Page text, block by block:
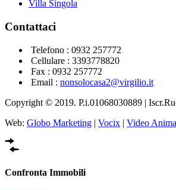
Villa Singola
Contattaci
Telefono : 0932 257772
Cellulare : 3393778820
Fax : 0932 257772
Email : nonsolocasa2@virgilio.it
Copyright © 2019. P.i.01068030889 |
Web: Globo Marketing | Vocix | Video
Confronta Immobili